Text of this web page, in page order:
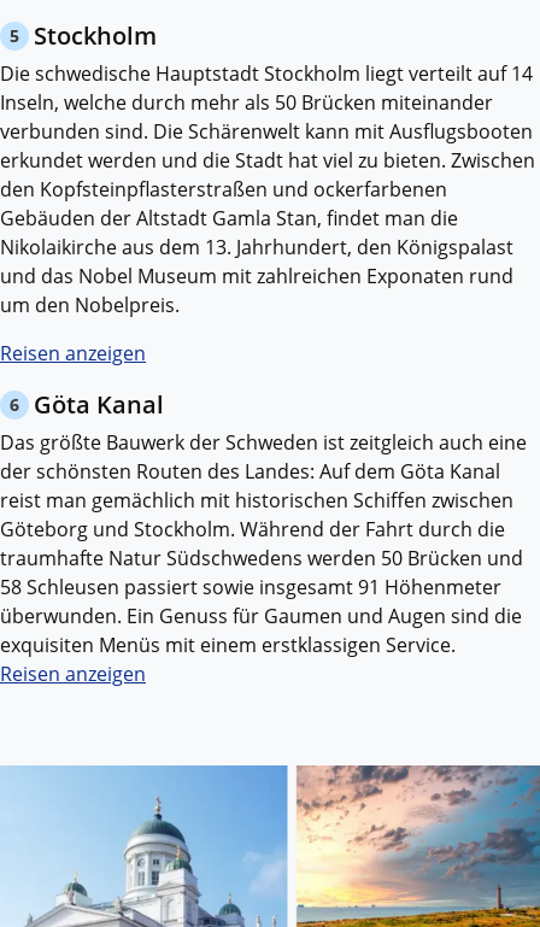
5 Stockholm
Die schwedische Hauptstadt Stockholm liegt verteilt auf 14
Inseln, welche durch mehr als 50 Brücken miteinander
verbunden sind. Die Schärenwelt kann mit Ausflugsbooten
erkundet werden und die Stadt hat viel zu bieten. Zwischen
den Kopfsteinpflasterstraßen und ockerfarbenen
Gebäuden der Altstadt Gamla Stan, findet man die
Nikolaikirche aus dem 13. Jahrhundert, den Königspalast
und das Nobel Museum mit zahlreichen Exponaten rund
um den Nobelpreis.
Reisen anzeigen
6 Göta Kanal
Das größte Bauwerk der Schweden ist zeitgleich auch eine
der schönsten Routen des Landes: Auf dem Göta Kanal
reist man gemächlich mit historischen Schiffen zwischen
Göteborg und Stockholm. Während der Fahrt durch die
traumhafte Natur Südschwedens werden 50 Brücken und
58 Schleusen passiert sowie insgesamt 91 Höhenmeter
überwunden. Ein Genuss für Gaumen und Augen sind die
exquisiten Menüs mit einem erstklassigen Service.
Reisen anzeigen